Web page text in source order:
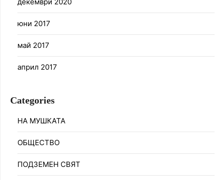
юни 2017
май 2017
април 2017
Categories
НА МУШКАТА
ОБЩЕСТВО
ПОДЗЕМЕН СВЯТ